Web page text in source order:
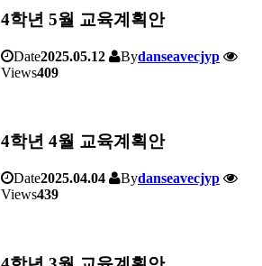
4학년 5월 교육계획안
Date2025.05.12 Bydanseavecjyp
Views409
4학년 4월 교육계획안
Date2025.04.04 Bydanseavecjyp
Views439